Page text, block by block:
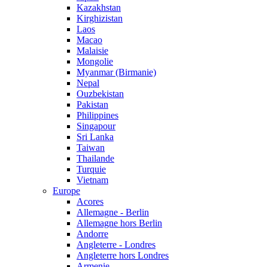
Kazakhstan
Kirghizistan
Laos
Macao
Malaisie
Mongolie
Myanmar (Birmanie)
Nepal
Ouzbekistan
Pakistan
Philippines
Singapour
Sri Lanka
Taiwan
Thailande
Turquie
Vietnam
Europe
Acores
Allemagne - Berlin
Allemagne hors Berlin
Andorre
Angleterre - Londres
Angleterre hors Londres